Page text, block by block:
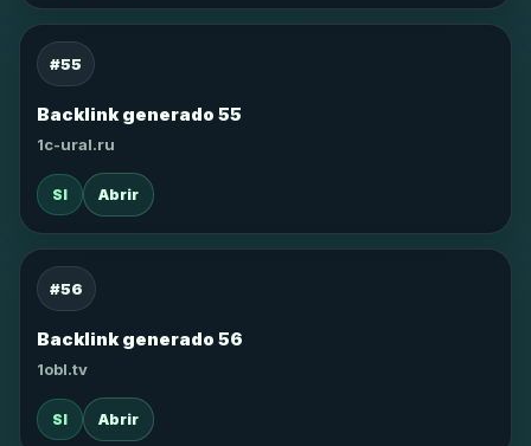
#55
Backlink generado 55
1c-ural.ru
SI Abrir
#56
Backlink generado 56
1obl.tv
SI Abrir